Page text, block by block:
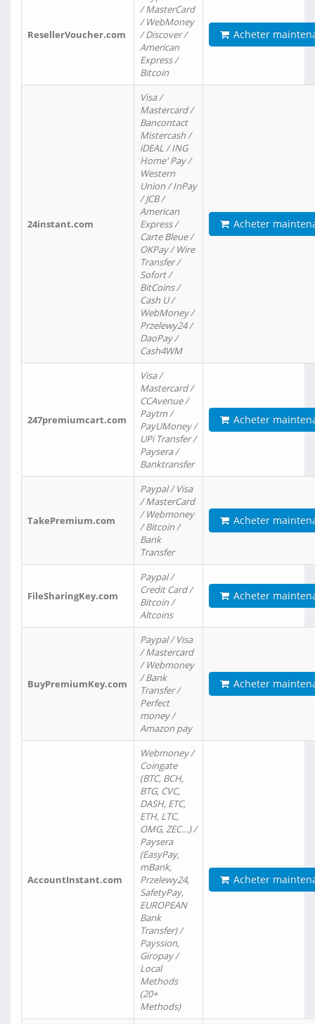
ResellerVoucher.com
/ MasterCard
/ WebMoney
/ Discover /
American
Express /
Bitcoin
Acheter
24instant.com
Visa /
Mastercard /
Bancontact
Mistercash /
iDEAL / ING
Home' Pay /
Western
Union / InPay
/ JCB /
American
Express /
Carte Bleue /
OKPay / Wire
Transfer /
Sofort /
BitCoins /
Cash U /
WebMoney /
Przelewy24 /
DaoPay /
Cash4WM
Acheter
247premiumcart.com
Visa /
Mastercard /
CCAvenue /
Paytm /
PayUMoney /
UPi Transfer /
Paysera /
Banktransfer
Acheter
TakePremium.com
Paypal / Visa
/ MasterCard
/ Webmoney
/ Bitcoin /
Bank
Transfer
Acheter
FileSharingKey.com
Paypal /
Credit Card /
Bitcoin /
Altcoins
Acheter
BuyPremiumKey.com
Paypal / Visa
/ Mastercard
/ Webmoney
/ Bank
Transfer /
Perfect
money /
Amazon pay
Acheter
AccountInstant.com
Webmoney /
Coingate
(BTC, BCH,
BTG, CVC,
DASH, ETC,
ETH, LTC,
OMG, ZEC…) /
Paysera
(EasyPay,
mBank,
Przelewy24,
SafetyPay,
EUROPEAN
Bank
Transfer) /
Payssion,
Giropay /
Local
Methods
(20+
Methods)
Acheter